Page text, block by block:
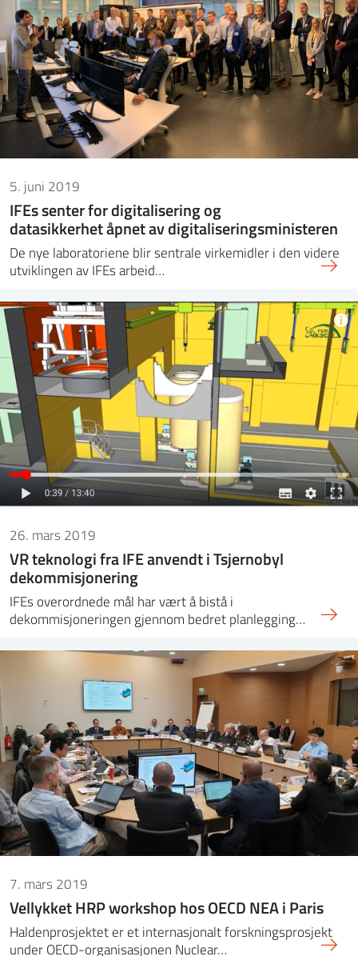
5. juni 2019
IFEs senter for digitalisering og
datasikkerhet åpnet av digitaliseringsministeren
De nye laboratoriene blir sentrale virkemidler i den videre
utviklingen av IFEs arbeid…
26. mars 2019
VR teknologi fra IFE anvendt i Tsjernobyl
dekommisjonering
IFEs overordnede mål har vært å bistå i
dekommisjoneringen gjennom bedret planlegging…
7. mars 2019
Vellykket HRP workshop hos OECD NEA i Paris
Haldenprosjektet er et internasjonalt forskningsprosjekt
under OECD-organisasjonen Nuclear…